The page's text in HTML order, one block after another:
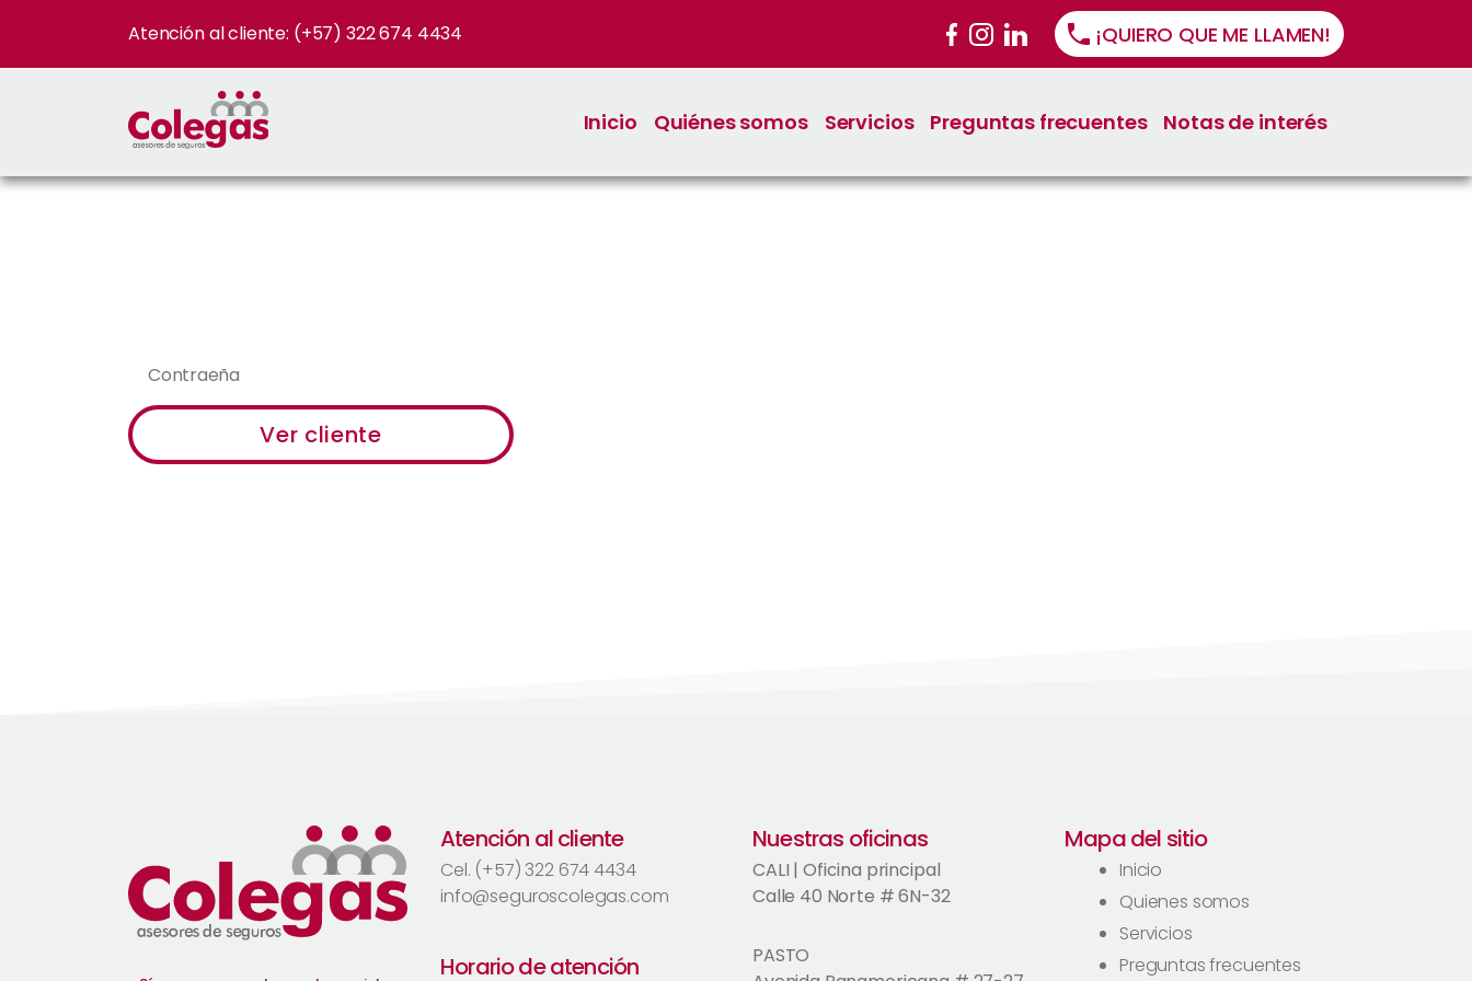
Atención al cliente: (+57) 322 674 4434 ¡QUIERO QUE ME LLAMEN!
Inicio Quiénes somos Servicios Preguntas frecuentes Notas de interés
Atención al cliente
Cel. (+57) 322 674 4434
info@seguroscolegas.com
Horario de atención
Nuestras oficinas
CALI | Oficina principal
Calle 40 Norte # 6N-32
PASTO
Mapa del sitio
Inicio
Quienes somos
Servicios
Preguntas frecuentes